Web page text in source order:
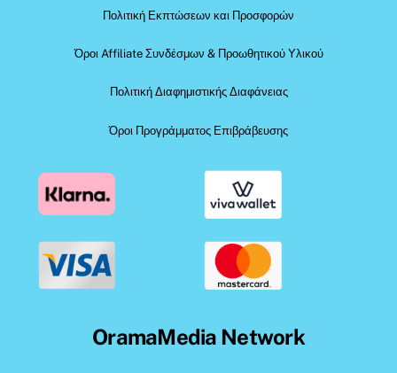
Πολιτική Εκπτώσεων και Προσφορών
Όροι Affiliate Συνδέσμων & Προωθητικού Υλικού
Πολιτική Διαφημιστικής Διαφάνειας
Όροι Προγράμματος Επιβράβευσης
OramaMedia Network